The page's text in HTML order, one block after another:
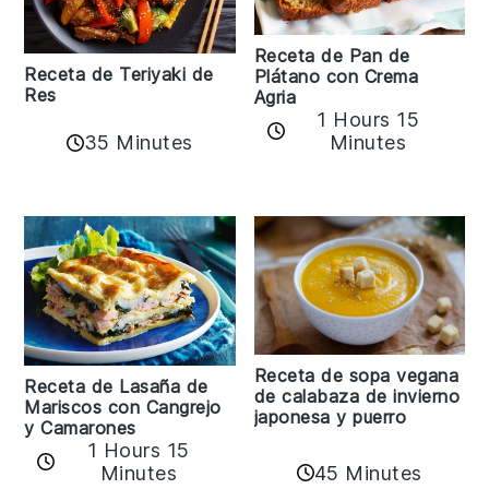
Receta de Teriyaki de
Res
35 Minutes
Receta de Pan de
Plátano con Crema
Agria
1 Hours 15
Minutes
Receta de Lasaña de
Mariscos con Cangrejo
y Camarones
1 Hours 15
Minutes
Receta de sopa vegana
de calabaza de invierno
japonesa y puerro
45 Minutes